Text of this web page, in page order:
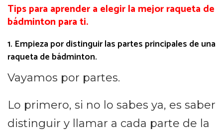
Tips para aprender a elegir la mejor raqueta de
bádminton para ti.
1. Empieza por distinguir las partes principales de una
raqueta de bádminton.
Vayamos por partes.
Lo primero, si no lo sabes ya, es saber
distinguir y llamar a cada parte de la